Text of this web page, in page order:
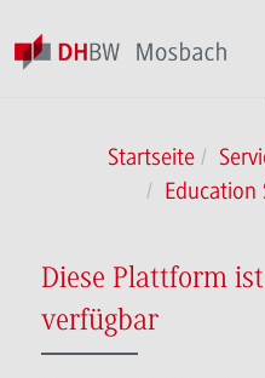
Startseite
Education
Diese Plattform
verfügbar